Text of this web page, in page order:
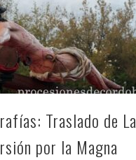
Traslado de La
por la Magna